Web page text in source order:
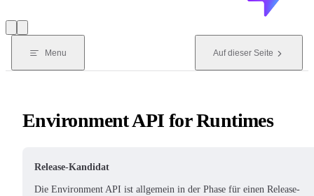
Menu Auf dieser Seite
Environment API for Runtimes
Release-Kandidat
Die Environment API ist allgemein in der Phase für einen Release-